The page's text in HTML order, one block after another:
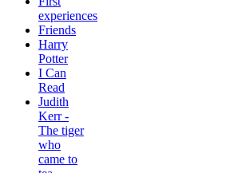
experiences
Friends
Harry
Potter
I Can
Read
Judith
Kerr -
The tiger
who
came to